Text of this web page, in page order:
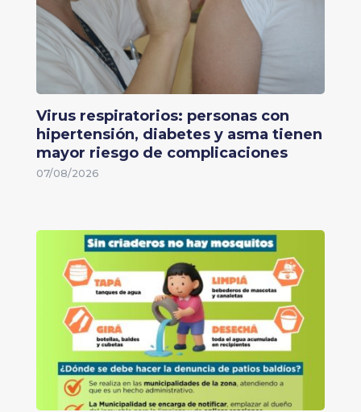
Virus respiratorios: personas con
hipertensión, diabetes y asma tienen
mayor riesgo de complicaciones
07/08/2026